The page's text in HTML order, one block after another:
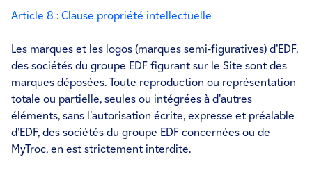
Article 8 : Clause propriété intellectuelle
Les marques et les logos (marques semi-figuratives) d’EDF,
des sociétés du groupe EDF figurant sur le Site sont des
marques déposées. Toute reproduction ou représentation
totale ou partielle, seules ou intégrées à d'autres
éléments, sans l'autorisation écrite, expresse et préalable
d’EDF, des sociétés du groupe EDF concernées ou de
MyTroc, en est strictement interdite.